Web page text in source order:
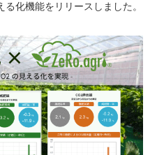
化機能をリリースしました。